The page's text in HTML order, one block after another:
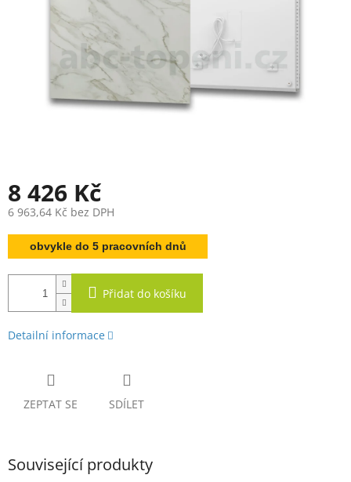
8 426 Kč
6 963,64 Kč bez DPH
Měrná
cena:obvykle do 5 pracovních dnů
Přidat do košíku
Detailní informace
ZEPTAT SE SDÍLET
Související produkty